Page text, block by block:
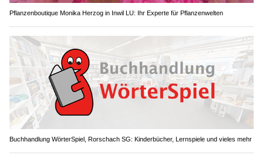
Pflanzenboutique Monika Herzog in Inwil LU: Ihr Experte für Pflanzenwelten
Buchhandlung WörterSpiel, Rorschach SG: Kinderbücher, Lernspiele und vieles mehr